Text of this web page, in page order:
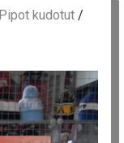
Pipot kudotut /